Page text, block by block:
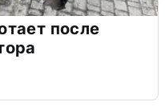
после